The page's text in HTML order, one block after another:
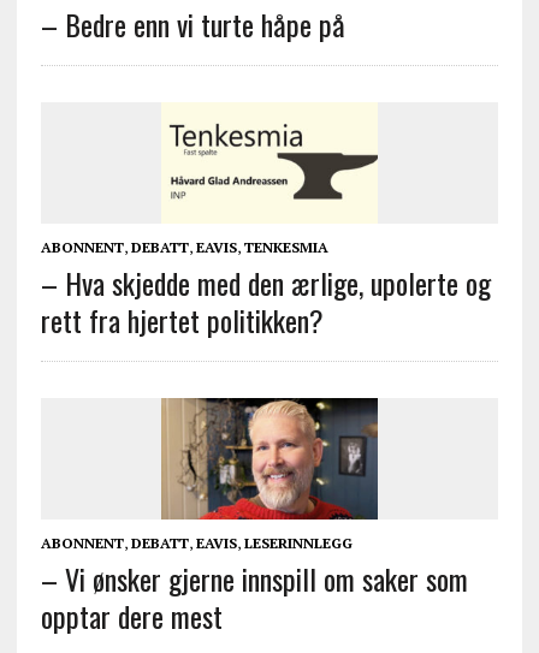
– Bedre enn vi turte håpe på
ABONNENT, DEBATT, EAVIS, TENKESMIA
– Hva skjedde med den ærlige, upolerte og
rett fra hjertet politikken?
ABONNENT, DEBATT, EAVIS, LESERINNLEGG
– Vi ønsker gjerne innspill om saker som
opptar dere mest